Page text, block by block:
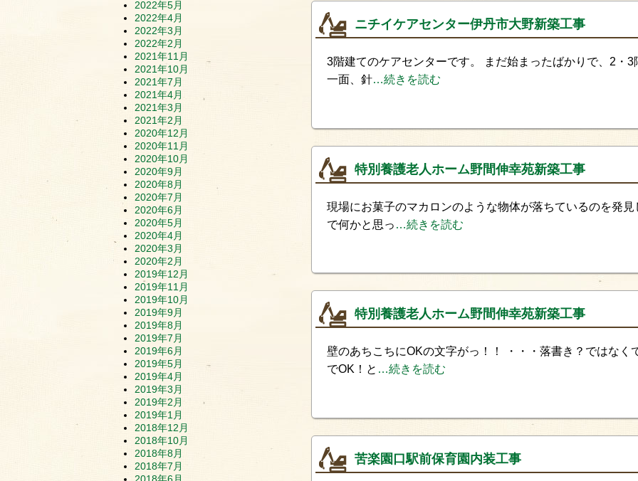
ニチイケアセンター伊丹市大野新築工事
3階建てのケアセンターです。 まだ始まったばかりで、2・
一面、針…続きを読む
特別養護老人ホーム野間伸幸苑新築工事
現場にお菓子のマカロンのような物体が落ちているのを発
で何かと思っ …続きを読む
特別養護老人ホーム野間伸幸苑新築工事
壁のあちこちにOKの文字がっ！！ ・・・落書き？ではなく
でOK！と …続きを読む
苦楽園口駅前保育園内装工事
2022年5月
2022年4月
2022年3月
2022年2月
2021年11月
2021年10月
2021年7月
2021年4月
2021年3月
2021年2月
2020年12月
2020年11月
2020年10月
2020年9月
2020年8月
2020年7月
2020年6月
2020年5月
2020年4月
2020年3月
2020年2月
2019年12月
2019年11月
2019年10月
2019年9月
2019年8月
2019年7月
2019年6月
2019年5月
2019年4月
2019年3月
2019年2月
2019年1月
2018年12月
2018年10月
2018年8月
2018年7月